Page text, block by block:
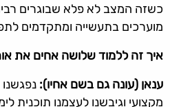
כשזה המצב לא פלא שבוגרים
מוערכים בתעשייה ומתקדמים
איך זה ללמוד שלושה אחים את
ענאן (עונה גם בשם אחיו):
מקצועי וגיבשנו לעצמנו תוכנית